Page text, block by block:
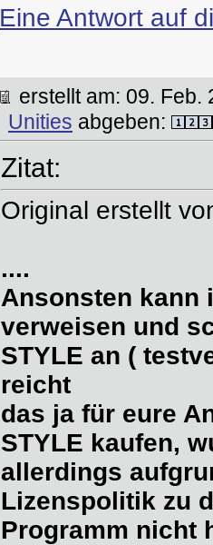
Eine Antwort auf
erstellt am: 09.
Unities abgeben:
Zitat:
Original erstellt
....
Ansonsten kann
verweisen und
STYLE an (
reicht
das ja für eure
STYLE kaufen,
allerdings
Lizenspolitik zu
Programm nicht